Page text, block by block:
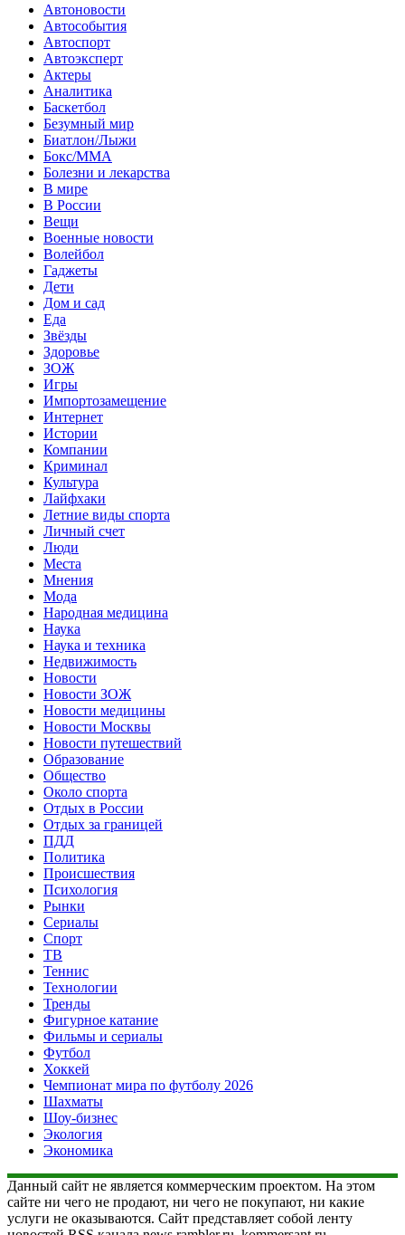
Автоновости
Автособытия
Автоспорт
Автоэксперт
Актеры
Аналитика
Баскетбол
Безумный мир
Биатлон/Лыжи
Бокс/MMA
Болезни и лекарства
В мире
В России
Вещи
Военные новости
Волейбол
Гаджеты
Дети
Дом и сад
Еда
Звёзды
Здоровье
ЗОЖ
Игры
Импортозамещение
Интернет
Истории
Компании
Криминал
Культура
Лайфхаки
Летние виды спорта
Личный счет
Люди
Места
Мнения
Мода
Народная медицина
Наука
Наука и техника
Недвижимость
Новости
Новости ЗОЖ
Новости медицины
Новости Москвы
Новости путешествий
Образование
Общество
Около спорта
Отдых в России
Отдых за границей
ПДД
Политика
Происшествия
Психология
Рынки
Сериалы
Спорт
ТВ
Теннис
Технологии
Тренды
Фигурное катание
Фильмы и сериалы
Футбол
Хоккей
Чемпионат мира по футболу 2026
Шахматы
Шоу-бизнес
Экология
Экономика
Данный сайт не является коммерческим проектом. На этом
сайте ни чего не продают, ни чего не покупают, ни какие
услуги не оказываются. Сайт представляет собой ленту